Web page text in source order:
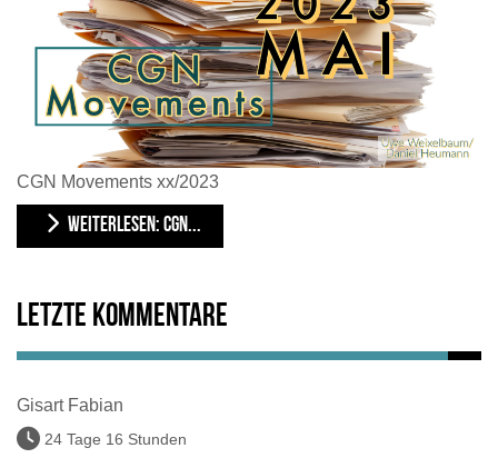
CGN Movements xx/2023
WEITERLESEN: CGN...
Letzte Kommentare
Gisart Fabian
24 Tage 16 Stunden